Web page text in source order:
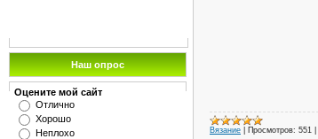
Наш опрос
Оцените мой сайт
Отлично
Хорошо
Неплохо
Вязание Просмотров: 551